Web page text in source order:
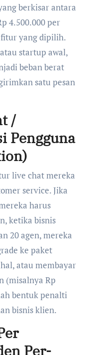
berkisar antara
4.500.000 per
yang dipilih.
startup awal,
beban berat
satu pesan
/
Pengguna
live chat mereka
service. Jika
harus
ketika bisnis
20 agen, mereka
ke paket
atau membayar
(misalnya Rp
bentuk penalti
bisnis klien.
Per-